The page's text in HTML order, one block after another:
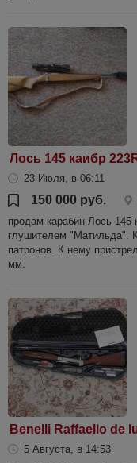
Лось 145 каибр
23 Июля, в 06:11
150 000 руб.
продам карабин Лось 145
глушителем "Матильда".
патронов. К нему
мм.
Benelli Raffaello de
5 Августа, в 14:53